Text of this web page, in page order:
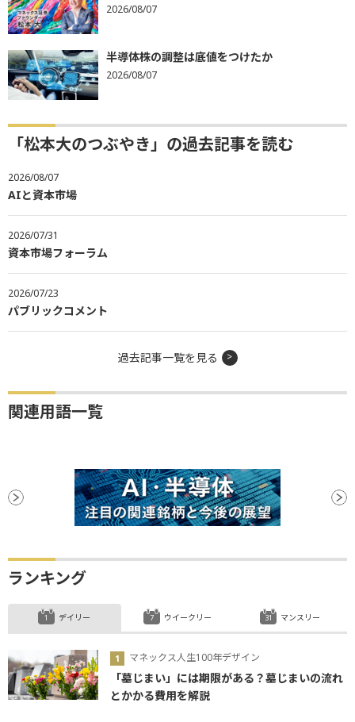
2026/08/07
半導体株の調整は底値をつけたか
2026/08/07
「松本大のつぶやき」の過去記事を読む
2026/08/07
AIと資本市場
2026/07/31
資本市場フォーラム
2026/07/23
パブリックコメント
過去記事一覧を見る
関連用語一覧
ランキング
デイリー
マネックス人生100年デザイン
「墓じまい」には期限がある？墓じまいの流れ
とかかる費用を解説
ウイークリー マンスリー